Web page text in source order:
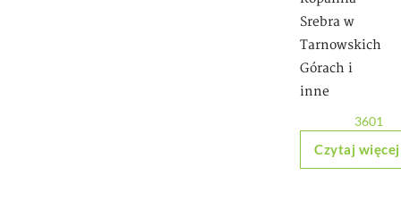
Srebra w
Tarnowskich
Górach i
inne
3601
Czytaj więcej